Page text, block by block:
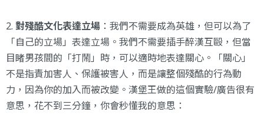
2. 對殘酷文化表達立場 ：我們不需要成為英雄，但可以為了
「自己的立場」表達立場。我們不需要插手醉漢互毆，但當
目睹男孩間的「打鬧」時，可以適時地表達關心。「關心」
不是指責加害人、保護被害人，而是讓整個殘酷的行為動
力，因為你的加入而被改變。漢堡王做的這個實驗/廣告很有
意思，花不到三分鐘，你會秒懂我的意思：